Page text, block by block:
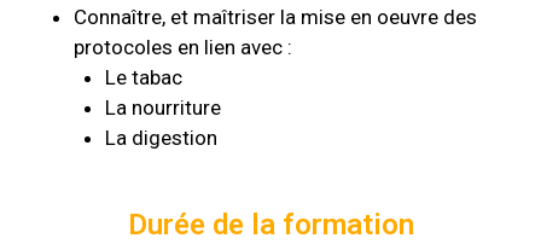
Connaître, et maîtriser la mise en oeuvre des
protocoles en lien avec :
Le tabac
La nourriture
La digestion
Durée de la formation